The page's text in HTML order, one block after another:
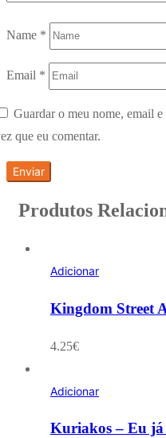
Name *
Email *
Guardar o meu nome, email
que eu comentar.
Produtos
Adicionar
Kingdom Street
4.25€
Adicionar
Kuriakos – Eu já